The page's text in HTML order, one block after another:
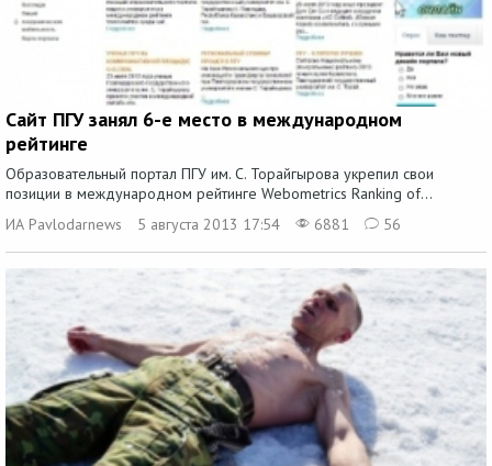
Сайт ПГУ занял 6-е место в международном
рейтинге
Образовательный портал ПГУ им. С. Торайгырова укрепил свои
позиции в международном рейтинге Webometrics Ranking of...
ИА Pavlodarnews
5 августа 2013 17:54 6881 56